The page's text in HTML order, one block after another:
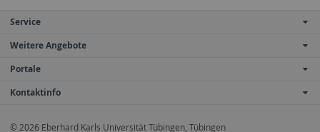
Service
Weitere Angebote
Portale
Kontaktinfo
© 2026 Eberhard Karls Universität Tübingen, Tübingen